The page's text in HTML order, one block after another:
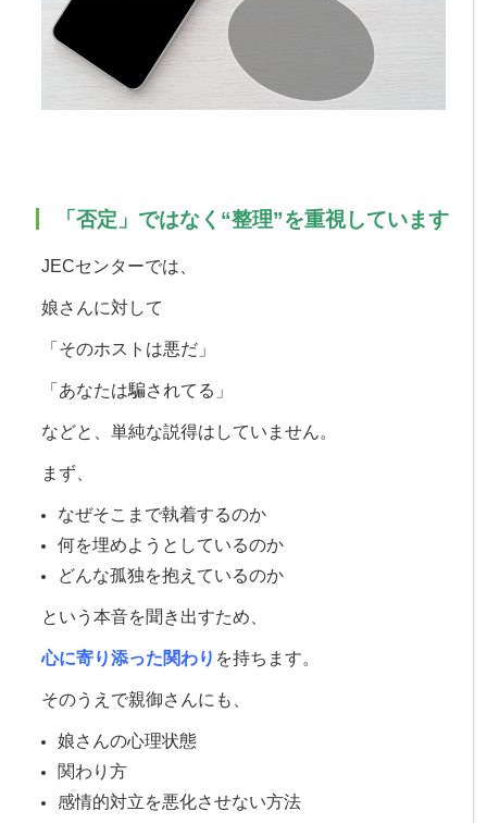
「否定」ではなく“整理”を重視しています
JECセンターでは、
娘さんに対して
「そのホストは悪だ」
「あなたは騙されてる」
などと、単純な説得はしていません。
まず、
なぜそこまで執着するのか
何を埋めようとしているのか
どんな孤独を抱えているのか
という本音を聞き出すため、
心に寄り添った関わり を持ちます。
そのうえで親御さんにも、
娘さんの心理状態
関わり方
感情的対立を悪化させない方法